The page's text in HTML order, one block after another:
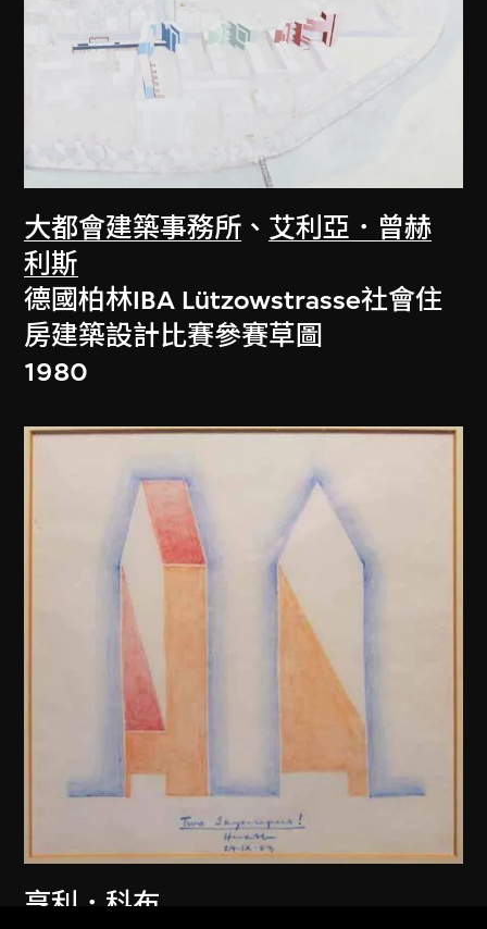
大都會建築事務所 、 艾利亞．曾赫
利斯
德國柏林IBA Lützowstrasse社會住
房建築設計比賽參賽草圖
1980
亨利．科布